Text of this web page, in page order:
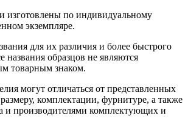
изготовлены по индивидуальному
экземпляре.
для их различия и более быстрого
названия образцов не являются
товарным знаком.
могут отличаться от представленных
комплектации, фурнитуре, а также
и производителями комплектующих и